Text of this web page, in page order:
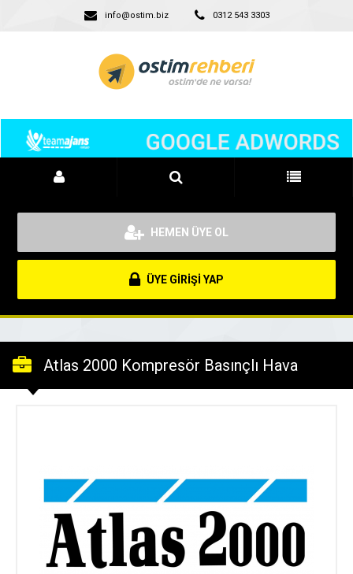
info@ostim.biz 0312 543 3303
HEMEN ÜYE OL
ÜYE GİRİŞİ YAP
Atlas 2000 Kompresör Basınçlı Hava